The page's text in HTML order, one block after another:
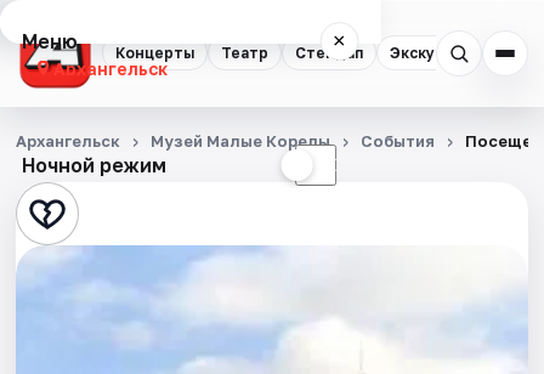
Концерты Театр Стендап Экскурсии
Меню ×
Архангельск
Концерты
Театр
Стендап
Ночной режим ☾
Архангельск Музей Малые Корелы События